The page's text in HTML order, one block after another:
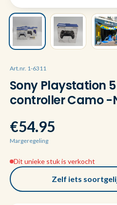
Art.nr. 1-6311
Sony Playstation
controller Camo -
€54.95
Margeregeling
Dit unieke stuk is verkocht
Zelf iets